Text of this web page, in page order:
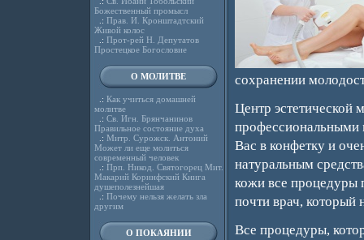
Божественный промысл
.: Прав. И. Кронштадтский
Живой колос
.: Прот-рей Н. Депутатов
Простецкое Богословие
О МОЛИТВЕ
.: Как учиться домашней
молитве
.: Св. Игн. Брянчанинов
Правильное состояние духа
.: Митр. Сурожск. Антоний
Может ли еще молиться
современный человек
.: Прп. Никод. Святогорец Мит.
Макарий Коринфский Книга
душеполезнейшая
.: Почему нельзя желать зла
другим
О ПОКАЯНИИ
сохранении
Центр эстетической
профессиональными
Вас в конфетку и
натуральным
кожи все процедуры
почти врач, который
Все процедуры,